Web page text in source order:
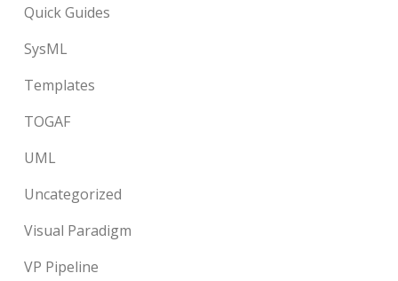
Quick Guides
SysML
Templates
TOGAF
UML
Uncategorized
Visual Paradigm
VP Pipeline